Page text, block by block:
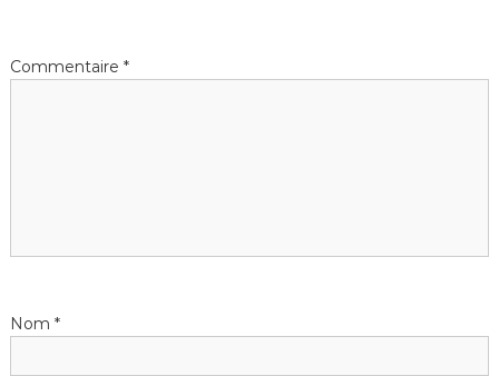
Commentaire *
Nom *